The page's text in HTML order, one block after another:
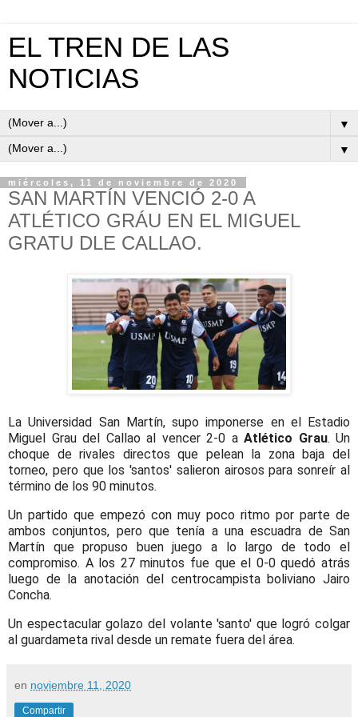
EL TREN DE LAS
NOTICIAS
▼
▼
miércoles, 11 de noviembre de 2020
SAN MARTÍN VENCIÓ 2-0 A
ATLÉTICO GRÁU EN EL MIGUEL
GRATU DLE CALLAO.
LaUniversidad San Martín, supo imponerse en el Estadio
Miguel Grau del Callao al vencer 2-0 a Atlético Grau. Un
choque de rivales directos que pelean la zona baja del
torneo, pero que los 'santos' salieron airosos para sonreír al
término de los 90 minutos.
Un partido que empezó con muy poco ritmo por parte de
ambos conjuntos, pero que tenía a una escuadra de San
Martín que propuso buen juego a lo largo de todo el
compromiso. A los 27 minutos fue que el 0-0 quedó atrás
luego de la anotación del centrocampista boliviano Jairo
Concha.
Un espectacular golazo del volante 'santo' que logró colgar
al guardameta rival desde un remate fuera del área.
en noviembre 11, 2020
Compartir